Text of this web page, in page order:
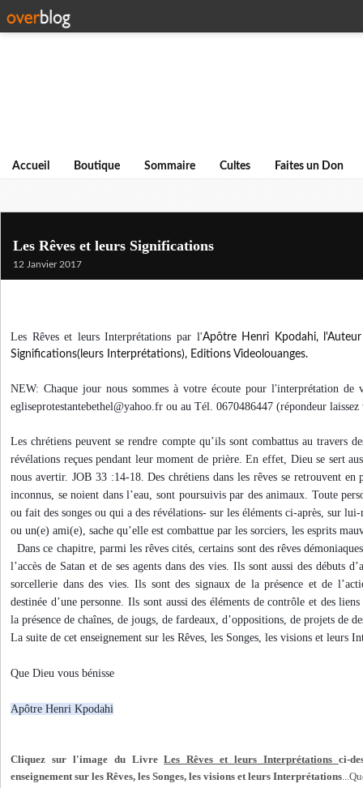
Accueil Boutique Sommaire Cultes Faites un Don
Les Rêves et leurs Significations
12 Janvier 2017
Les Rêves et leurs Interprétations par l'Apôtre Henri Kpodahi,
Significations(leurs Interprétations), Editions Videolouanges.
NEW: Chaque jour nous sommes à votre écoute pour l'interprétation de
egliseprotestantebethel@yahoo.fr ou au Tél. 0670486447 (répondeur laissez
Les chrétiens peuvent se rendre compte qu’ils sont combattus au travers
révélations reçues pendant leur moment de prière. En effet, Dieu se sert
nous avertir. JOB 33 :14-18. Des chrétiens dans les rêves se retrouvent en
inconnus, se noient dans l’eau, sont poursuivis par des animaux. Toute
ou fait des songes ou qui a des révélations- sur les éléments ci-après, sur
ou un(e) ami(e), sache qu’elle est combattue par les sorciers, les esprits
Dans ce chapitre, parmi les rêves cités, certains sont des rêves
l’accès de Satan et de ses agents dans des vies. Ils sont aussi des débuts
sorcellerie dans des vies. Ils sont des signaux de la présence et de
destinée d’une personne. Ils sont aussi des éléments de contrôle et des
la présence de chaînes, de jougs, de fardeaux, d’oppositions, de projets de
La suite de cet enseignement sur les Rêves, les Songes, les visions et leurs
Que Dieu vous bénisse
Apôtre Henri Kpodahi
Cliquez sur l'image du LivreLes Rêves et leurs Interprétations ci-
enseignement sur les Rêves, les Songes, les visions et leurs Interprétations